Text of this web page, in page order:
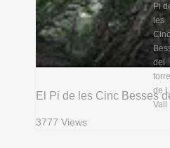
El Pi de les Cinc Besses
3777 Views